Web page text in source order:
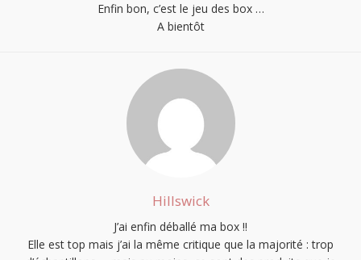
Enfin bon, c’est le jeu des box …
A bientôt
Hillswick
J’ai enfin déballé ma box !!
Elle est top mais j’ai la même critique que la majorité : trop